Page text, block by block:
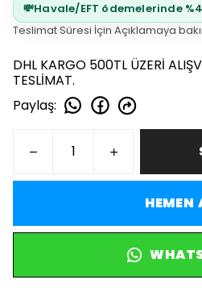
💸Havale/EFT ödemelerinde
Teslimat Süresi İçin Açıklamaya
DHL KARGO 500TL ÜZERİ
TESLİMAT.
Paylaş:
HEMEN